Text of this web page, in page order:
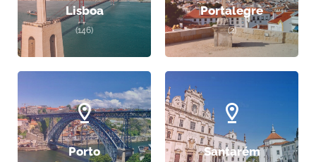
Lisboa
(146)
Portalegre
(2)
Porto Santarém